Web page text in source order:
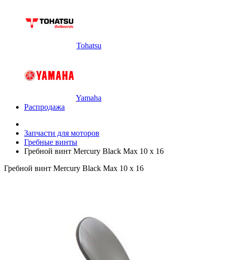
Tohatsu
Yamaha
Распродажа
Запчасти для моторов
Гребные винты
Гребной винт Mercury Black Max 10 x 16
Гребной винт Mercury Black Max 10 x 16